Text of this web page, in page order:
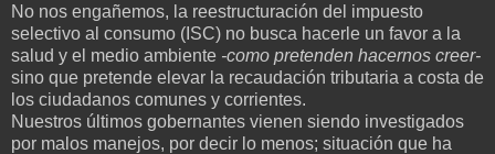
No nos engañemos, la reestructuración del impuesto
selectivo al consumo (ISC) no busca hacerle un favor a la
salud y el medio ambiente -como pretenden hacernos creer-
sino que pretende elevar la recaudación tributaria a costa de
los ciudadanos comunes y corrientes.
Nuestros últimos gobernantes vienen siendo investigados
por malos manejos, por decir lo menos; situación que ha